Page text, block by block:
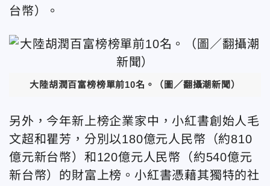
台幣）。
大陸胡潤百富榜榜單前10名。（圖／翻攝潮新聞）
另外，今年新上榜企業家中，小紅書創始人毛
文超和瞿芳，分別以180億元人民幣（約810
億元新台幣）和120億元人民幣（約540億元
新台幣）的財富上榜。小紅書憑藉其獨特的社